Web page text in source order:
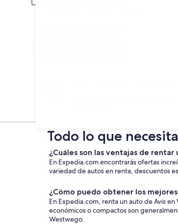
Todo lo que
¿Cuáles son las ventajas de
En Expedia.com encontrarás ofertas
variedad de autos en renta, descuentos
¿Cómo puedo obtener los
En Expedia.com, renta un auto de Avis
económicos o compactos son
Westwego.